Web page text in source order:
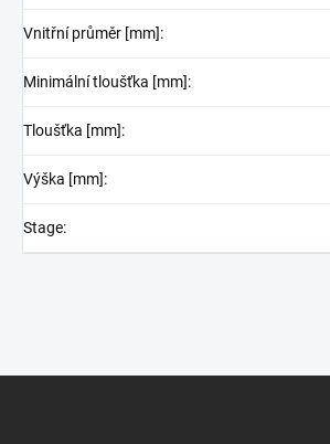
Vnitřní průměr [mm]:
Minimální tloušťka [mm]:
Tloušťka [mm]:
Výška [mm]:
Stage: